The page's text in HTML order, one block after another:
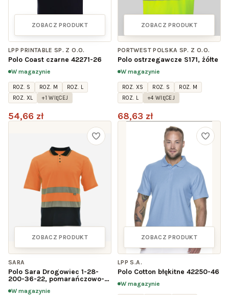
ZOBACZ PRODUKT
LPP PRINTABLE SP. Z O.O.
Polo Coast czarne 42271-26
W magazynie
ROZ. S ROZ. M
ROZ. L
ROZ. XL
+1 WIĘCEJ
54,66 zł
ZOBACZ PRODUKT
PORTWEST POLSKA SP. Z O.O.
Polo ostrzegawcze S171, żółte
W magazynie
ROZ. XS ROZ. S
ROZ. M
ROZ. L
+4 WIĘCEJ
68,63 zł
ZOBACZ PRODUKT
SARA
Polo Sara Drogowiec 1-28-
200-36-22, pomarańczowo-
W magazynie
ZOBACZ PRODUKT
LPP S.A.
Polo Cotton błękitne 42250-46
W magazynie